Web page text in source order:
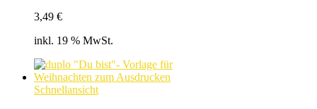
3,49 €
inkl. 19 % MwSt.
Schnellansicht